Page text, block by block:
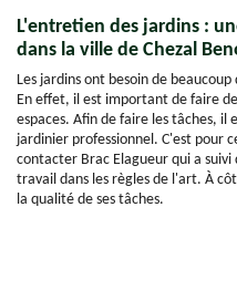
L'entretien des jardins :
dans la ville de Chezal
Les jardins ont besoin de
En effet, il est important de faire
espaces. Afin de faire les tâches, il
jardinier professionnel. C'est pour
contacter Brac Elagueur qui a
travail dans les règles de l'art. À
la qualité de ses tâches.